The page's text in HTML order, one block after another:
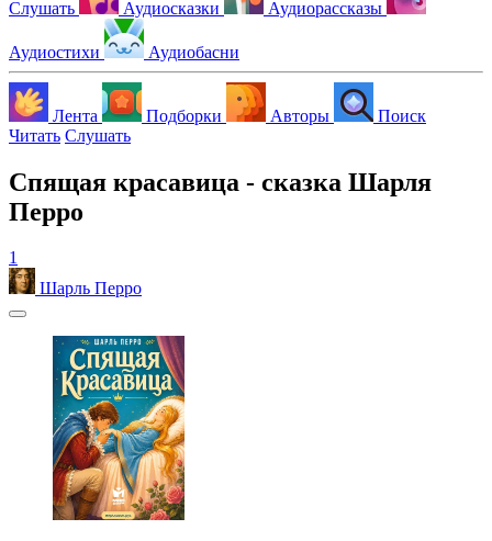
Слушать Аудиосказки Аудиорассказы
Аудиостихи Аудиобасни
Лента Подборки Авторы
Поиск
Читать Слушать
Спящая красавица - сказка Шарля
Перро
1
Шарль Перро